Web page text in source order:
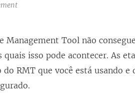
Management Tool não
isso pode acontecer. As
RMT que você está usando